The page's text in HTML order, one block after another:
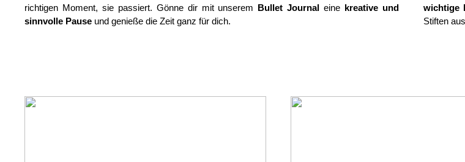
richtigen Moment, sie passiert. Gönne dir mit unserem Bullet Journal eine kreative und
sinnvolle Pause und genieße die Zeit ganz für dich.
wichtige
Stiften